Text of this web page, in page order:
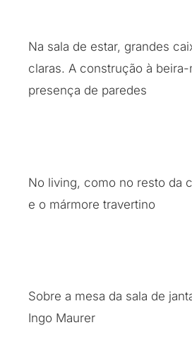
Na sala de estar, grandes
claras. A construção à
presença de paredes
No living, como no resto da
e o mármore travertino
Sobre a mesa da sala de
Ingo Maurer